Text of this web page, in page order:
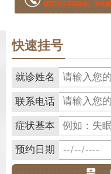
快速挂号
就诊姓名
联系电话
症状基本
预约日期